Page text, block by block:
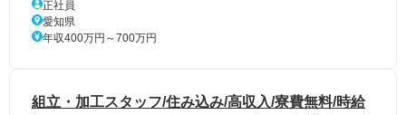
正社員
愛知県
年収400万円～700万円
組立・加工スタッフ/住み込み/高収入/寮費無料/時給